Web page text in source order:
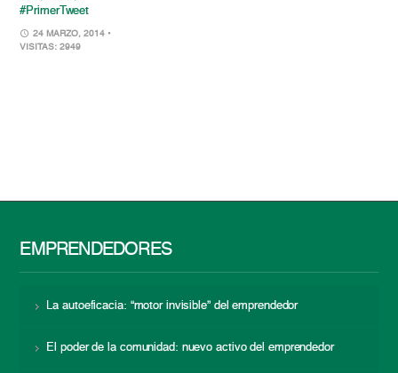
#PrimerTweet
24 MARZO, 2014 •
VISITAS: 2949
EMPRENDEDORES
La autoeficacia: “motor invisible” del emprendedor
El poder de la comunidad: nuevo activo del emprendedor